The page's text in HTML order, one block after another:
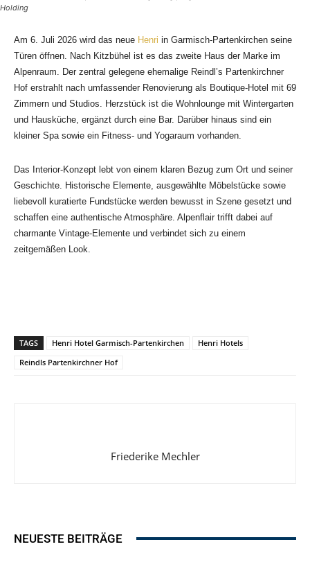
Holding
Am 6. Juli 2026 wird das neue Henri in Garmisch-Partenkirchen seine
Türen öffnen. Nach Kitzbühel ist es das zweite Haus der Marke im
Alpenraum. Der zentral gelegene ehemalige Reindl’s Partenkirchner
Hof erstrahlt nach umfassender Renovierung als Boutique-Hotel mit 69
Zimmern und Studios. Herzstück ist die Wohnlounge mit Wintergarten
und Hausküche, ergänzt durch eine Bar. Darüber hinaus sind ein
kleiner Spa sowie ein Fitness- und Yogaraum vorhanden.
Das Interior-Konzept lebt von einem klaren Bezug zum Ort und seiner
Geschichte. Historische Elemente, ausgewählte Möbelstücke sowie
liebevoll kuratierte Fundstücke werden bewusst in Szene gesetzt und
schaffen eine authentische Atmosphäre. Alpenflair trifft dabei auf
charmante Vintage-Elemente und verbindet sich zu einem
zeitgemäßen Look.
TAGS Henri Hotel Garmisch-Partenkirchen
Henri Hotels
Reindls Partenkirchner Hof
Friederike Mechler
NEUESTE BEITRÄGE